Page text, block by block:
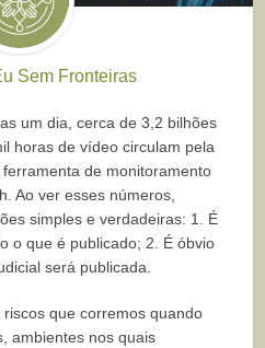
Sem Fronteiras
um dia, cerca de 3,2 bilhões
horas de vídeo circulam pela
de monitoramento
Ao ver esses números,
simples e verdadeiras: 1. É
o que é publicado; 2. É óbvio
será publicada.
que corremos quando
ambientes nos quais